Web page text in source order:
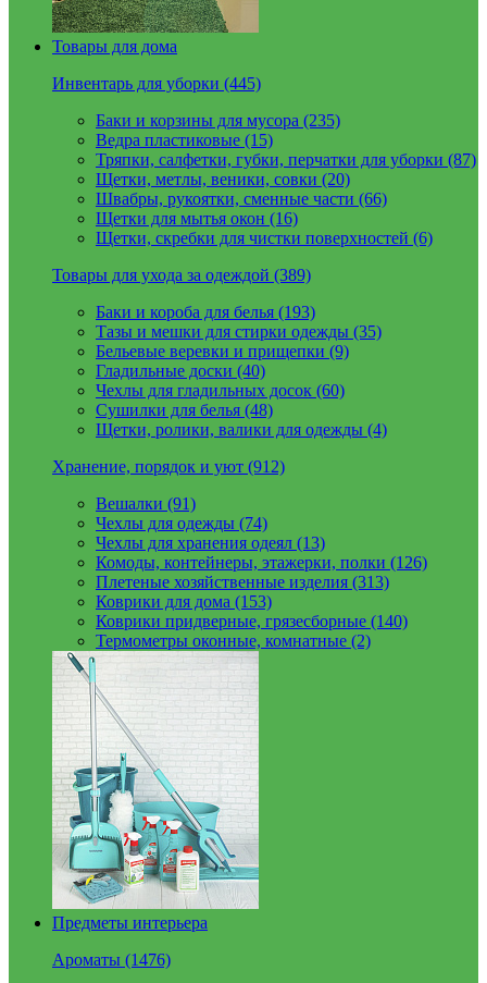
Товары для дома
Инвентарь для уборки (445)
Баки и корзины для мусора (235)
Ведра пластиковые (15)
Тряпки, салфетки, губки, перчатки для уборки (87)
Щетки, метлы, веники, совки (20)
Швабры, рукоятки, сменные части (66)
Щетки для мытья окон (16)
Щетки, скребки для чистки поверхностей (6)
Товары для ухода за одеждой (389)
Баки и короба для белья (193)
Тазы и мешки для стирки одежды (35)
Бельевые веревки и прищепки (9)
Гладильные доски (40)
Чехлы для гладильных досок (60)
Сушилки для белья (48)
Щетки, ролики, валики для одежды (4)
Хранение, порядок и уют (912)
Вешалки (91)
Чехлы для одежды (74)
Чехлы для хранения одеял (13)
Комоды, контейнеры, этажерки, полки (126)
Плетеные хозяйственные изделия (313)
Коврики для дома (153)
Коврики придверные, грязесборные (140)
Термометры оконные, комнатные (2)
Предметы интерьера
Ароматы (1476)